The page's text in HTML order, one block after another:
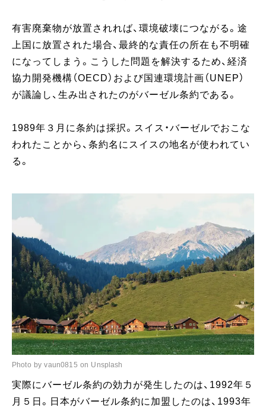
有害廃棄物が放置されれば、環境破壊につながる。途
上国に放置された場合、最終的な責任の所在も不明確
になってしまう。こうした問題を解決するため、経済
協力開発機構（OECD）および国連環境計画（UNEP）
が議論し、生み出されたのがバーゼル条約である。
1989年３月に条約は採択。スイス・バーゼルでおこな
われたことから、条約名にスイスの地名が使われてい
る。
Photo by vaun0815 on Unsplash
実際にバーゼル条約の効力が発生したのは、1992年５
月５日。日本がバーゼル条約に加盟したのは、1993年